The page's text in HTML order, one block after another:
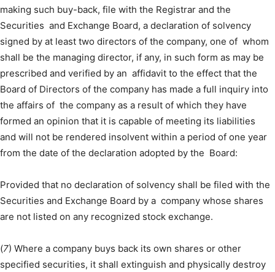
making such buy-back, file with the Registrar and the
Securities and Exchange Board, a declaration of solvency
signed by at least two directors of the company, one of whom
shall be the managing director, if any, in such form as may be
prescribed and verified by an affidavit to the effect that the
Board of Directors of the company has made a full inquiry into
the affairs of the company as a result of which they have
formed an opinion that it is capable of meeting its liabilities
and will not be rendered insolvent within a period of one year
from the date of the declaration adopted by the Board:
Provided that no declaration of solvency shall be filed with the
Securities and Exchange Board by a company whose shares
are not listed on any recognized stock exchange.
(7) Where a company buys back its own shares or other
specified securities, it shall extinguish and physically destroy